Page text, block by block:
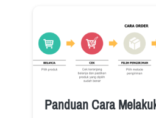
Panduan Cara